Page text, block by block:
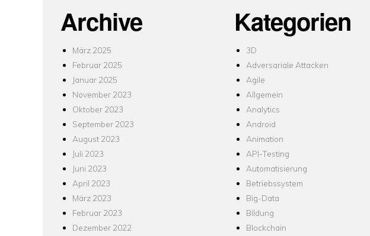
Archive
März 2025
Februar 2025
Januar 2025
November 2023
Oktober 2023
September 2023
August 2023
Juli 2023
Juni 2023
April 2023
März 2023
Februar 2023
Dezember 2022
Kategorien
3D
Adversariale Attacken
Agile
Allgemein
Analytics
Android
Animation
API-Testing
Automatisierung
Betriebssystem
Big-Data
Bildung
Blockchain